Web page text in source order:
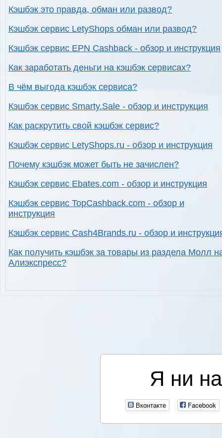
Кэшбэк это правда, обман или развод?
Кэшбэк сервис LetyShops обман или развод?
Кэшбэк сервис EPN Cashback - обзор и инструкция
Как заработать деньги на кэшбэк сервисах?
В чём выгода кэшбэк сервиса?
Кэшбэк сервис Smarty.Sale - обзор и инструкция
Как раскрутить свой кэшбэк сервис?
Кэшбэк сервис LetyShops.ru - обзор и инструкция
Почему кэшбэк может быть не зачислен?
Кэшбэк сервис Ebates.com - обзор и инструкция
Кэшбэк сервис TopCashback.com - обзор и
инструкция
Кэшбэк сервис Cash4Brands.ru - обзор и
Как получить кэшбэк за товары из раздела Молл
Алиэкспресс?
Я ни
Вконтакте Facebook